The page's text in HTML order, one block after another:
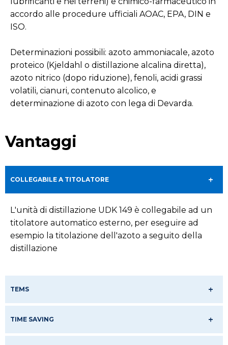
accordo alle procedure ufficiali AOAC, EPA, DIN e
ISO.
Determinazioni possibili: azoto ammoniacale, azoto
proteico (Kjeldahl o distillazione alcalina diretta),
azoto nitrico (dopo riduzione), fenoli, acidi grassi
volatili, cianuri, contenuto alcolico, e
determinazione di azoto con lega di Devarda.
Vantaggi
COLLEGABILE A TITOLATORE
L'unità di distillazione UDK 149 è collegabile ad un
titolatore automatico esterno, per eseguire ad
esempio la titolazione dell'azoto a seguito della
distillazione
TEMS
TIME SAVING